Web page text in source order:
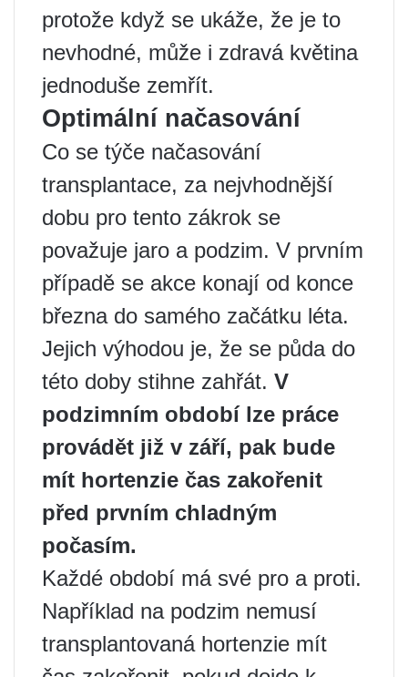
protože když se ukáže, že je to
nevhodné, může i zdravá květina
jednoduše zemřít.
Optimální načasování
Co se týče načasování
transplantace, za nejvhodnější
dobu pro tento zákrok se
považuje jaro a podzim. V prvním
případě se akce konají od konce
března do samého začátku léta.
Jejich výhodou je, že se půda do
této doby stihne zahřát. V
podzimním období lze práce
provádět již v září, pak bude
mít hortenzie čas zakořenit
před prvním chladným
počasím.
Každé období má své pro a proti.
Například na podzim nemusí
transplantovaná hortenzie mít